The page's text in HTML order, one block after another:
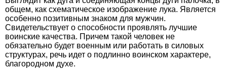
общем, как схематическое изображение лука. Является
особенно позитивным знаком для мужчин.
Свидетельствует о способности проявлять лучшие
воинские качества. Причем такой человек не
обязательно будет военным или работать в силовых
структурах, речь идет о подлинно воинском характере,
благородном духе.